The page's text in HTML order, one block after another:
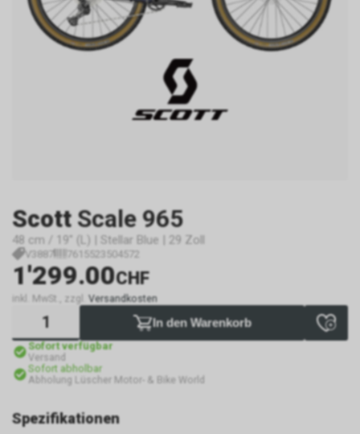
Scott Scale 965
48 cm / 19" (L) | Stellar Blue | 29 Zoll
V3887 7615523504572
1'299.00CHF
inkl. MwSt., zzgl. Versandkosten
In den Warenkorb
Sofort verfügbar
Versand
Sofort abholbar
Abholung Lüscher Motor- & Bike World
Spezifikationen